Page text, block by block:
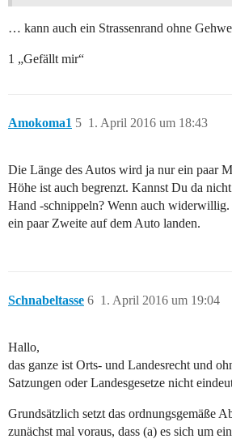
… kann auch ein Strassenrand ohne
1 „Gefällt mir“
Amokoma1 1. April 2016 um 18:43
5
Die Länge des Autos wird ja nur ein paar
Höhe ist auch begrenzt. Kannst Du da
Hand -schnippeln? Wenn auch
ein paar Zweite auf dem Auto landen.
Schnabeltasse 1. April 2016 um 19:04
6
Hallo,
das ganze ist Orts- und Landesrecht und
Satzungen oder Landesgesetze nicht
Grundsätzlich setzt das ordnungsgemäße
zunächst mal voraus, dass (a) es sich um